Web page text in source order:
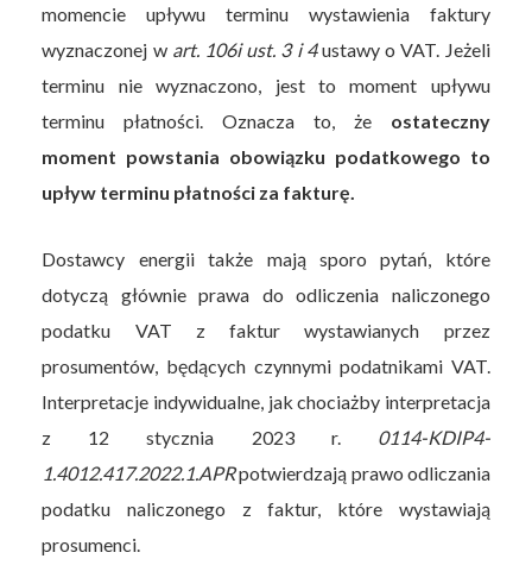
momencie upływu terminu wystawienia faktury
wyznaczonej w art. 106i ust. 3 i 4ustawy o VAT. Jeżeli
terminu nie wyznaczono, jest to moment upływu
terminu płatności. Oznacza to, że ostateczny
moment powstania obowiązku podatkowego to
upływ terminu płatności za fakturę.
Dostawcy energii także mają sporo pytań, które
dotyczą głównie prawa do odliczenia naliczonego
podatku VAT z faktur wystawianych przez
prosumentów, będących czynnymi podatnikami VAT.
Interpretacje indywidualne, jak chociażby interpretacja
z 12 stycznia 2023 r. 0114-KDIP4-
1.4012.417.2022.1.APRpotwierdzają prawo odliczania
podatku naliczonego z faktur, które wystawiają
prosumenci.